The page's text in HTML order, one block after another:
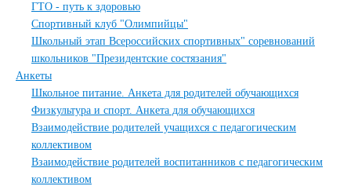
ГТО - путь к здоровью
Спортивный клуб "Олимпийцы"
Школьный этап Всероссийских спортивных" соревнований
школьников "Президентские состязания"
Анкеты
Школьное питание. Анкета для родителей обучающихся
Физкультура и спорт. Анкета для обучающихся
Взаимодействие родителей учащихся с педагогическим
коллективом
Взаимодействие родителей воспитанников с педагогическим
коллективом